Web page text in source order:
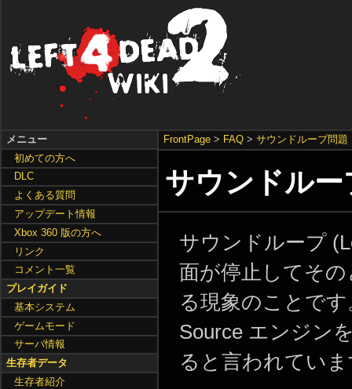
FrontPage > FAQ >サウンドループ問題
サウンドル
サウンドループ
面が停止してそ
る現象のことで
Source エンジン
ると言われてい
メニュー
初めての方へ
DLC
よくある質問
アップデート情報
Xbox 360 版の方へ
リンク
コメント一覧
プレイガイド
基本システム
ゲームモード
サーバ情報
生存者データ
生存者紹介